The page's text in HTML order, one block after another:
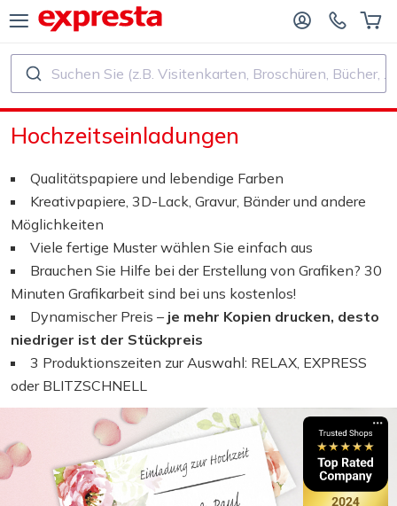
Druck
Druck und Bindung
Aufkleber und Etiketten
Kalender
Stempel herstellen
PRODUKTE
VERLAGE UND AUTOREN
BUCHVERLAGE
SELF‑PUBLISHER
Suchen Sie (z.B. Visitenkarten, Broschüren, Bücher, ...)
Hochzeitseinladungen
Qualitätspapiere und lebendige Farben
Kreativpapiere, 3D-Lack, Gravur, Bänder und andere
Möglichkeiten
Viele fertige Muster wählen Sie einfach aus
Brauchen Sie Hilfe bei der Erstellung von Grafiken? 30
Minuten Grafikarbeit sind bei uns kostenlos!
Dynamischer Preis – je mehr Kopien drucken, desto
niedriger ist der Stückpreis
3 Produktionszeiten zur Auswahl: RELAX, EXPRESS
oder BLITZSCHNELL